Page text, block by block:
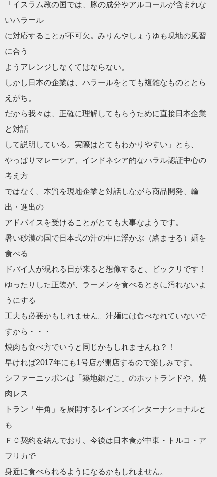
「イスラム教の国では、豚の成分やアルコールが含まれな
いハラール
に対応することが不可欠。みりんやしょうゆも現地の風習
に合う
ようアレンジしなくてはならない。
しかし日本の企業は、ハラールをとても複雑なものととら
えがち。
だから我々は、正確に理解してもらうために直接日本企業
と対話
して説明している。実際はとてもわかりやすい」とも、
やっぱりマレーシア、インドネシア的なハラル認証中心の
考え方
ではなく、本質を現地企業と対話しながら商品開発、輸
出・進出の
アドバイスを受けることがとても大事なようです。
暑い砂漠の国で日本式の汁の中に浮かぶ（絡ませる）麺を
食べる
ドバイ人が現れる日が来ると想像すると、ビックリです！
ゆったりした正装が、ラーメンを食べるときに汚れないよ
うにする
工夫も必要かもしれません。汁麺には食べなれていないで
すから・・・
焼肉も食べ方でいうと同じかもしれませんね？！
早ければ2017年にも1号店が開店するので楽しみです。
シファーニッポンは「築地銀だこ」のホットランドや、焼
肉レス
トラン「牛角」を展開するレインズインターナショナルと
も
ＦＣ契約を結んでおり、今後は日本食が中東・トルコ・ア
フリカで
身近に食べられるようになるかもしれません。